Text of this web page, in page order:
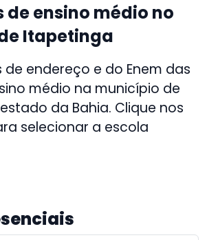
de ensino médio no
Itapetinga
endereço e do Enem das
médio na município de
da Bahia. Clique nos
selecionar a escola